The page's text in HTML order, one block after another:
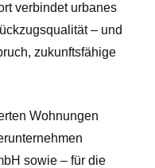
verbindet urbanes
– und
zukunftsfähige
Wohnungen
sowie – für die